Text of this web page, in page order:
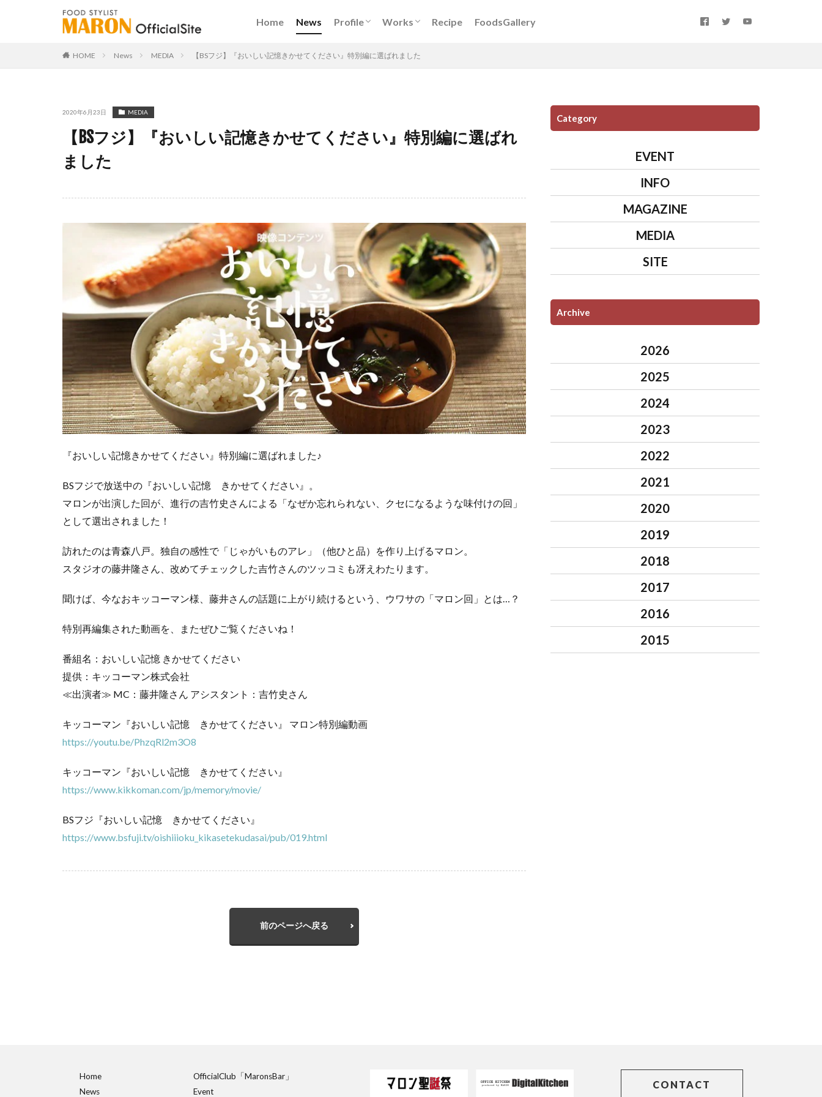
Home News Profile Works Recipe FoodsGallery
HOME News MEDIA 【BSフジ】『おいしい記憶きかせてください』特別編に選ばれました
2020年6月23日 MEDIA
【BSフジ】『おいしい記憶きかせてください』特別編に選ばれ
ました
『おいしい記憶きかせてください』特別編に選ばれました♪
BSフジで放送中の『おいしい記憶 きかせてください』。
マロンが出演した回が、進行の吉竹史さんによる「なぜか忘れられない、クセになるような味付けの回」
として選出されました！
訪れたのは青森八戸。独自の感性で「じゃがいものアレ」（他ひと品）を作り上げるマロン。
スタジオの藤井隆さん、改めてチェックした吉竹さんのツッコミも冴えわたります。
聞けば、今なおキッコーマン様、藤井さんの話題に上がり続けるという、ウワサの「マロン回」とは…？
特別再編集された動画を、またぜひご覧くださいね！
番組名：おいしい記憶 きかせてください
提供：キッコーマン株式会社
≪出演者≫ MC：藤井隆さん アシスタント：吉竹史さん
キッコーマン『おいしい記憶 きかせてください』 マロン特別編動画
https://youtu.be/PhzqRl2m3O8
キッコーマン『おいしい記憶 きかせてください』
https://www.kikkoman.com/jp/memory/movie/
BSフジ『おいしい記憶 きかせてください』
https://www.bsfuji.tv/oishiiioku_kikasetekudasai/pub/019.html
前のページへ戻る
Category
EVENT
INFO
MAGAZINE
MEDIA
SITE
Archive
2026
2025
2024
2023
2022
2021
2020
2019
2018
2017
2016
2015
Home
News
OfficialClub「MaronsBar」
Event
CONTACT